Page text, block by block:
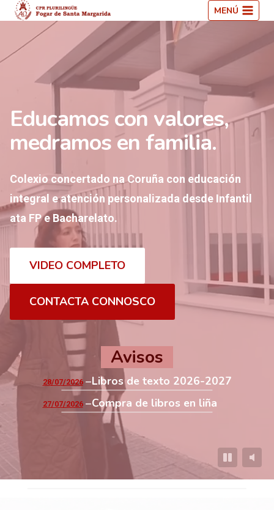
Saltar
ao
contido
MENÚ
Educamos con valores,
medramos en familia.
Colexio concertado na Coruña con educación
integral e atención personalizada desde Infantil
ata FP e Bacharelato.
VIDEO COMPLETO
CONTACTA CONNOSCO
Avisos
28/07/2026 Libros de texto 2026-2027
27/07/2026 Compra de libros en liña